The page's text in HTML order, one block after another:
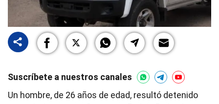
Suscríbete a nuestros canales
Un hombre, de 26 años de edad, resultó detenido